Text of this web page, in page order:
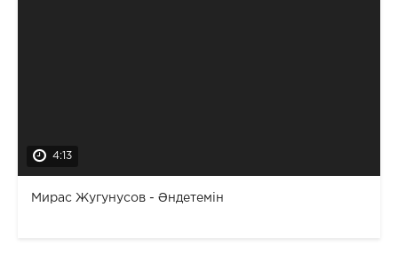
4:13
Мирас Жугунусов - Әндетемін